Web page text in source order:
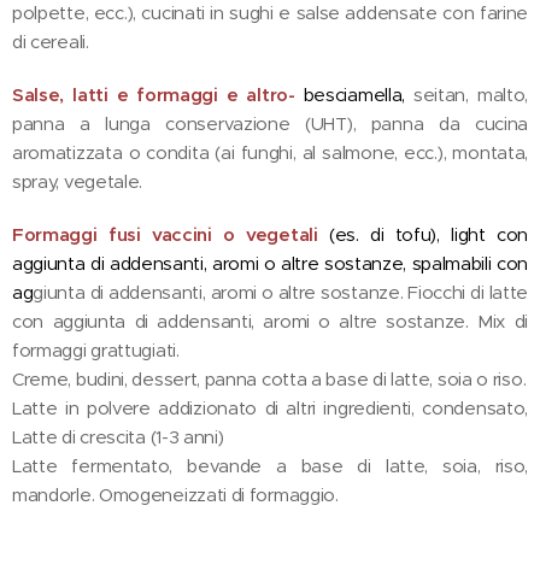
polpette, ecc.), cucinati in sughi e salse addensate con farine
di cereali.
Salse, latti e formaggi e altro- besciamella, seitan, malto,
panna a lunga conservazione (UHT), panna da cucina
aromatizzata o condita (ai funghi, al salmone, ecc.), montata,
spray, vegetale.
Formaggi fusi vaccini o vegetali (es. di tofu), light con
aggiunta di addensanti, aromi o altre sostanze, spalmabili con
aggiunta di addensanti, aromi o altre sostanze. Fiocchi di latte
con aggiunta di addensanti, aromi o altre sostanze. Mix di
formaggi grattugiati.
Creme, budini, dessert, panna cotta a base di latte, soia o riso.
Latte in polvere addizionato di altri ingredienti, condensato,
Latte di crescita (1-3 anni)
Latte fermentato, bevande a base di latte, soia, riso,
mandorle. Omogeneizzati di formaggio.